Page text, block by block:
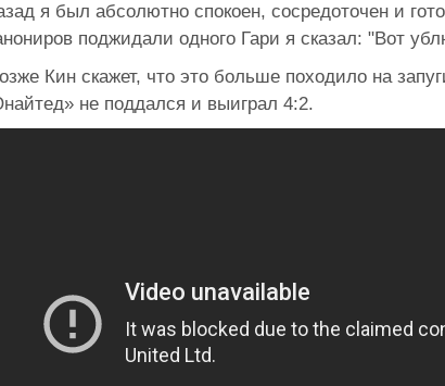
я был абсолютно спокоен, сосредоточен и
поджидали одного Гари я сказал: "Вот
Кин скажет, что это больше походило на
не поддался и выиграл 4:2.